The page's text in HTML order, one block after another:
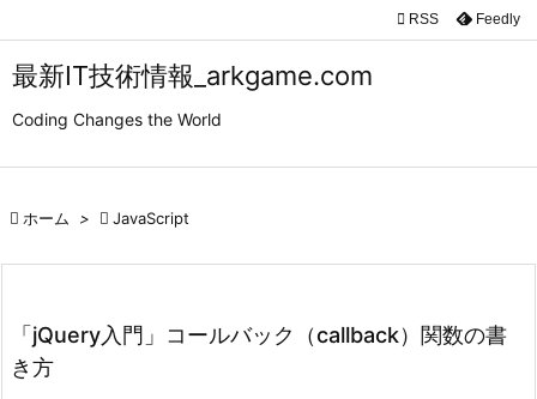
最新IT技術情報_arkgame.com
Coding Changes the World


検索
 RSS Feedly
 ホーム >  JavaScript
「jQuery入門」コールバック（callback）関数の書
き方